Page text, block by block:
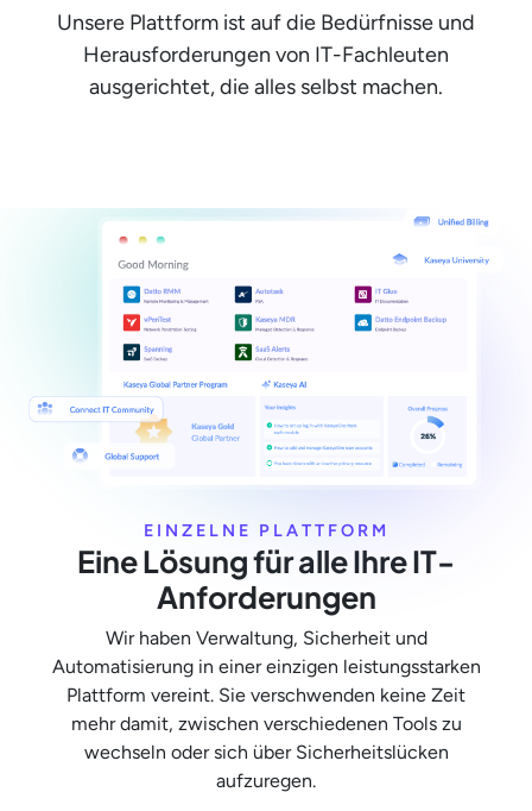
Unsere Plattform ist auf die Bedürfnisse und
Herausforderungen von IT-Fachleuten
ausgerichtet, die alles selbst machen.
EINZELNE PLATTFORM
Eine Lösung für alle Ihre IT-
Anforderungen
Wir haben Verwaltung, Sicherheit und
Automatisierung in einer einzigen leistungsstarken
Plattform vereint. Sie verschwenden keine Zeit
mehr damit, zwischen verschiedenen Tools zu
wechseln oder sich über Sicherheitslücken
aufzuregen.